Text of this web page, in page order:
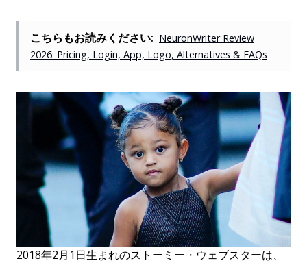
こちらもお読みください: NeuronWriter Review
2026: Pricing, Login, App, Logo, Alternatives & FAQs
2018年2月1日生まれのストーミー・ウェブスターは、